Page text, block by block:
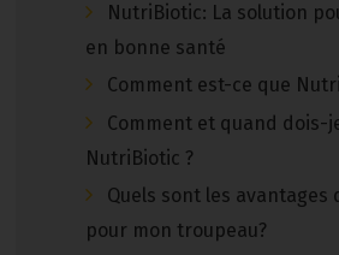
NutriBiotic: La solution
en bonne santé
Comment est-ce que
Comment et quand dois-
NutriBiotic ?
Quels sont les avantages
pour mon troupeau?